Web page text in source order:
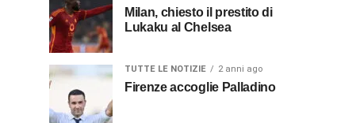
Milan, chiesto il prestito di
Lukaku al Chelsea
TUTTE LE NOTIZIE 2 anni ago
Firenze accoglie Palladino